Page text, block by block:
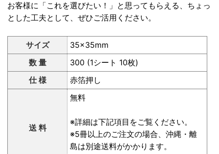
お客様に「これを選びたい！」と思ってもらえる、ちょっ
とした工夫として、ぜひご活用ください。
サイズ
35×35mm
数 量
300 (1シート 10枚)
仕 様
赤箔押し
送 料
無料
※詳細は下記項目をご覧ください。
※5冊以上のご注文の場合、沖縄・離
島は別途送料がかかります。